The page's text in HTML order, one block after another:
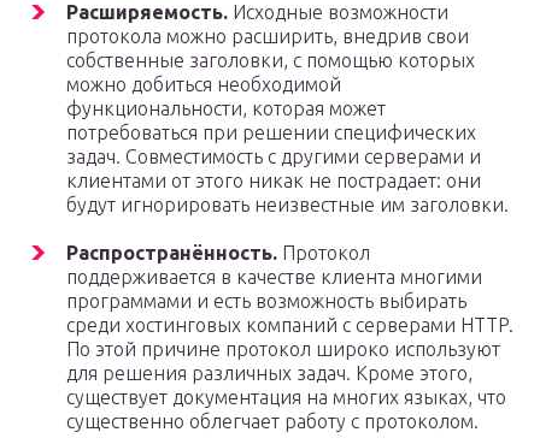
Расширяемость. Исходные возможности
протокола можно расширить, внедрив свои
собственные заголовки, с помощью которых
можно добиться необходимой
функциональности, которая может
потребоваться при решении специфических
задач. Совместимость с другими серверами и
клиентами от этого никак не пострадает: они
будут игнорировать неизвестные им заголовки.
Распространённость. Протокол
поддерживается в качестве клиента многими
программами и есть возможность выбирать
среди хостинговых компаний с серверами HTTP.
По этой причине протокол широко используют
для решения различных задач. Кроме этого,
существует документация на многих языках, что
существенно облегчает работу с протоколом.